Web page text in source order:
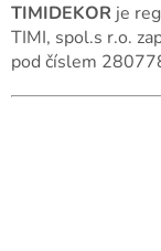
TIMIDEKOR je
TIMI, spol.s r.o.
pod číslem